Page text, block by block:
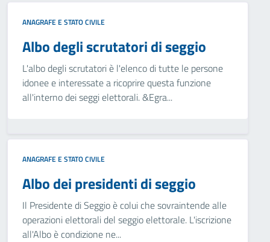
ANAGRAFE E STATO CIVILE
Albo degli scrutatori di seggio
L'albo degli scrutatori è l'elenco di tutte le persone
idonee e interessate a ricoprire questa funzione
all'interno dei seggi elettorali. &Egra...
ANAGRAFE E STATO CIVILE
Albo dei presidenti di seggio
Il Presidente di Seggio è colui che sovraintende alle
operazioni elettorali del seggio elettorale. L'iscrizione
all'Albo è condizione ne...